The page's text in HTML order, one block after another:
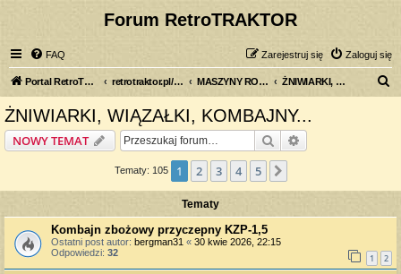
Forum RetroTRAKTOR
FAQ Zaloguj się
Zarejestruj się
Portal RetroTRAKTOR.pl retrotraktor.pl/forum MASZYNY ROLNICZE ŻNIWIARKI, WIĄZAŁKI, KOMBAJNY...
ŻNIWIARKI, WIĄZAŁKI, KOMBAJNY...
NOWY TEMAT Szukaj
Tematy: 105 1 2 3 4 5
Tematy
Kombajn zbożowy przyczepny KZP-1,5
Ostatni post autor: bergman31 « 30 kwie 2026, 22:15
Odpowiedzi: 32 1 2